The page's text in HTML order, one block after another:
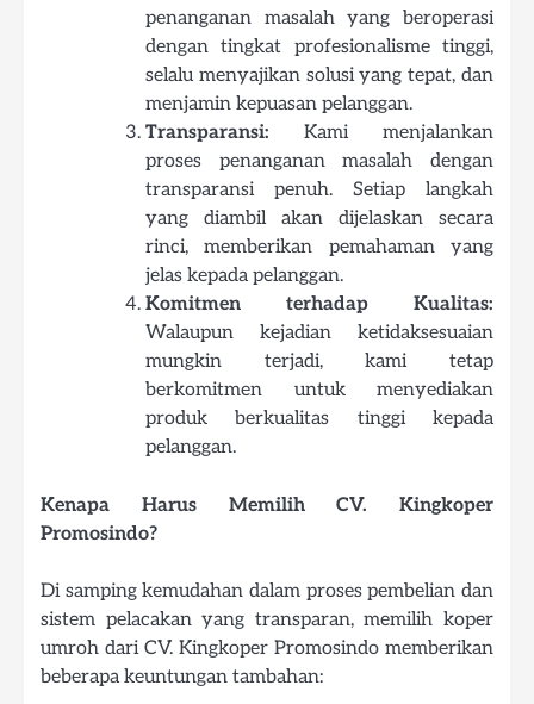
penanganan masalah yang beroperasi
dengan tingkat profesionalisme tinggi,
selalu menyajikan solusi yang tepat, dan
menjamin kepuasan pelanggan.
Transparansi: Kami menjalankan
proses penanganan masalah dengan
transparansi penuh. Setiap langkah
yang diambil akan dijelaskan secara
rinci, memberikan pemahaman yang
jelas kepada pelanggan.
Komitmen terhadap Kualitas:
Walaupun kejadian ketidaksesuaian
mungkin terjadi, kami tetap
berkomitmen untuk menyediakan
produk berkualitas tinggi kepada
pelanggan.
Kenapa Harus Memilih CV. Kingkoper
Promosindo?
Di samping kemudahan dalam proses pembelian dan
sistem pelacakan yang transparan, memilih koper
umroh dari CV. Kingkoper Promosindo memberikan
beberapa keuntungan tambahan: